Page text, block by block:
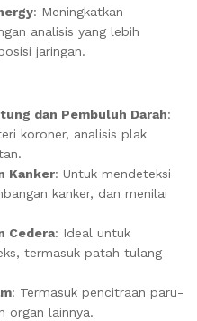
: Meningkatkan
analisis yang lebih
jaringan.
dan Pembuluh Darah:
koroner, analisis plak
Kanker: Untuk mendeteksi
kanker, dan menilai
Cedera: Ideal untuk
termasuk patah tulang
: Termasuk pencitraan paru-
organ lainnya.